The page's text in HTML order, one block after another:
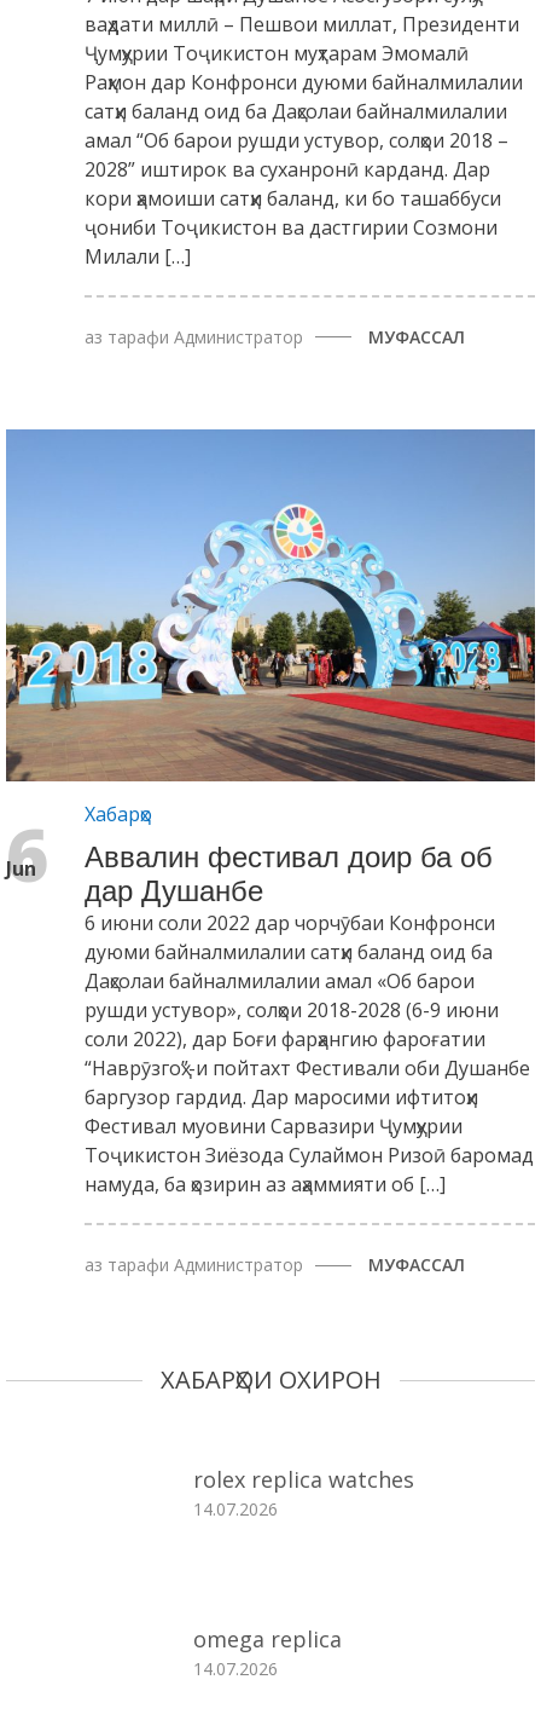
ваҳдати миллӣ – Пешвои миллат, Президенти
Ҷумҳурии Тоҷикистон муҳтарам Эмомалӣ
Раҳмон дар Конфронси дуюми байналмилалии
сатҳи баланд оид ба Даҳсолаи байналмилалии
амал “Об барои рушди устувор, солҳои 2018 –
2028” иштирок ва суханронӣ карданд. Дар
кори ҳамоиши сатҳи баланд, ки бо ташаббуси
ҷониби Тоҷикистон ва дастгирии Созмони
Милали […]
аз тарафиАдминистратор МУФАССАЛ
Jun
6 Хабарҳо
Аввалин фестивал доир ба об
дар Душанбе
6 июни соли 2022 дар чорчӯбаи Конфронси
дуюми байналмилалии сатҳи баланд оид ба
Даҳсолаи байналмилалии амал «Об барои
рушди устувор», солҳои 2018-2028 (6-9 июни
соли 2022), дар Боғи фарҳангию фароғатии
“Наврӯзгоҳ”-и пойтахт Фестивали оби Душанбе
баргузор гардид. Дар маросими ифтитоҳи
Фестивал муовини Сарвазири Ҷумҳурии
Тоҷикистон Зиёзода Сулаймон Ризоӣ баромад
намуда, ба ҳозирин аз аҳаммияти об […]
аз тарафиАдминистратор МУФАССАЛ
ХАБАРҲОИ ОХИРОН
rolex replica watches
14.07.2026
omega replica
14.07.2026